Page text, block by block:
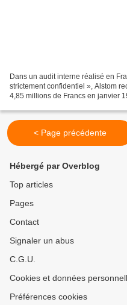
Dans un audit interne réalisé en
strictement confidentiel », Alstom
4,85 millions de Francs en janvier
< Page précédente
Hébergé par Overblog
Top articles
Pages
Contact
Signaler un abus
C.G.U.
Cookies et données
Préférences cookies